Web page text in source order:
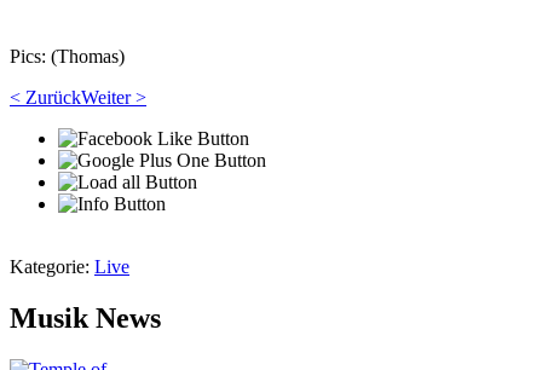
Pics: (Thomas)
< ZurückWeiter >
Kategorie: Live
Musik News